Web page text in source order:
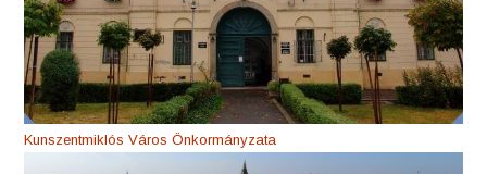
Kunszentmiklós Város Önkormányzata